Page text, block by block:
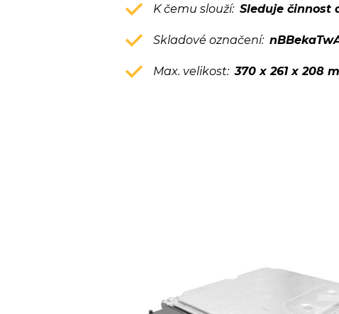
K čemu slouží: Sleduje činnost
Skladové označení:
Max. velikost:370 x 261 x 208